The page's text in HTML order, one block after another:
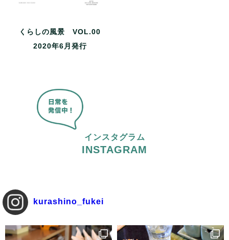
くらしの風景 VOL.00
2020年6月発行
インスタグラム
INSTAGRAM
kurashino_fukei